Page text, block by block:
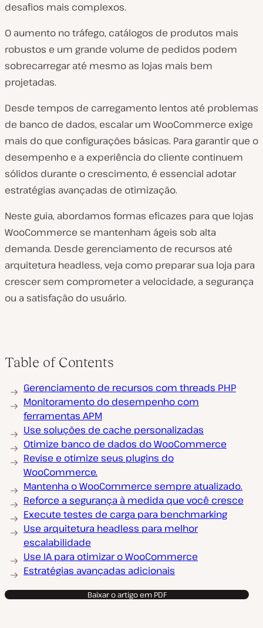
desafios mais complexos.
O aumento no tráfego, catálogos de produtos mais
robustos e um grande volume de pedidos podem
sobrecarregar até mesmo as lojas mais bem
projetadas.
Desde tempos de carregamento lentos até problemas
de banco de dados, escalar um WooCommerce exige
mais do que configurações básicas. Para garantir que o
desempenho e a experiência do cliente continuem
sólidos durante o crescimento, é essencial adotar
estratégias avançadas de otimização.
Neste guia, abordamos formas eficazes para que lojas
WooCommerce se mantenham ágeis sob alta
demanda. Desde gerenciamento de recursos até
arquitetura headless, veja como preparar sua loja para
crescer sem comprometer a velocidade, a segurança
ou a satisfação do usuário.
Table of Contents
Gerenciamento de recursos com threads PHP
Monitoramento do desempenho com
ferramentas APM
Use soluções de cache personalizadas
Otimize banco de dados do WooCommerce
Revise e otimize seus plugins do
WooCommerce.
Mantenha o WooCommerce sempre atualizado.
Reforce a segurança à medida que você cresce
Execute testes de carga para benchmarking
Use arquitetura headless para melhor
escalabilidade
Use IA para otimizar o WooCommerce
Estratégias avançadas adicionais
Baixar o artigo em PDF